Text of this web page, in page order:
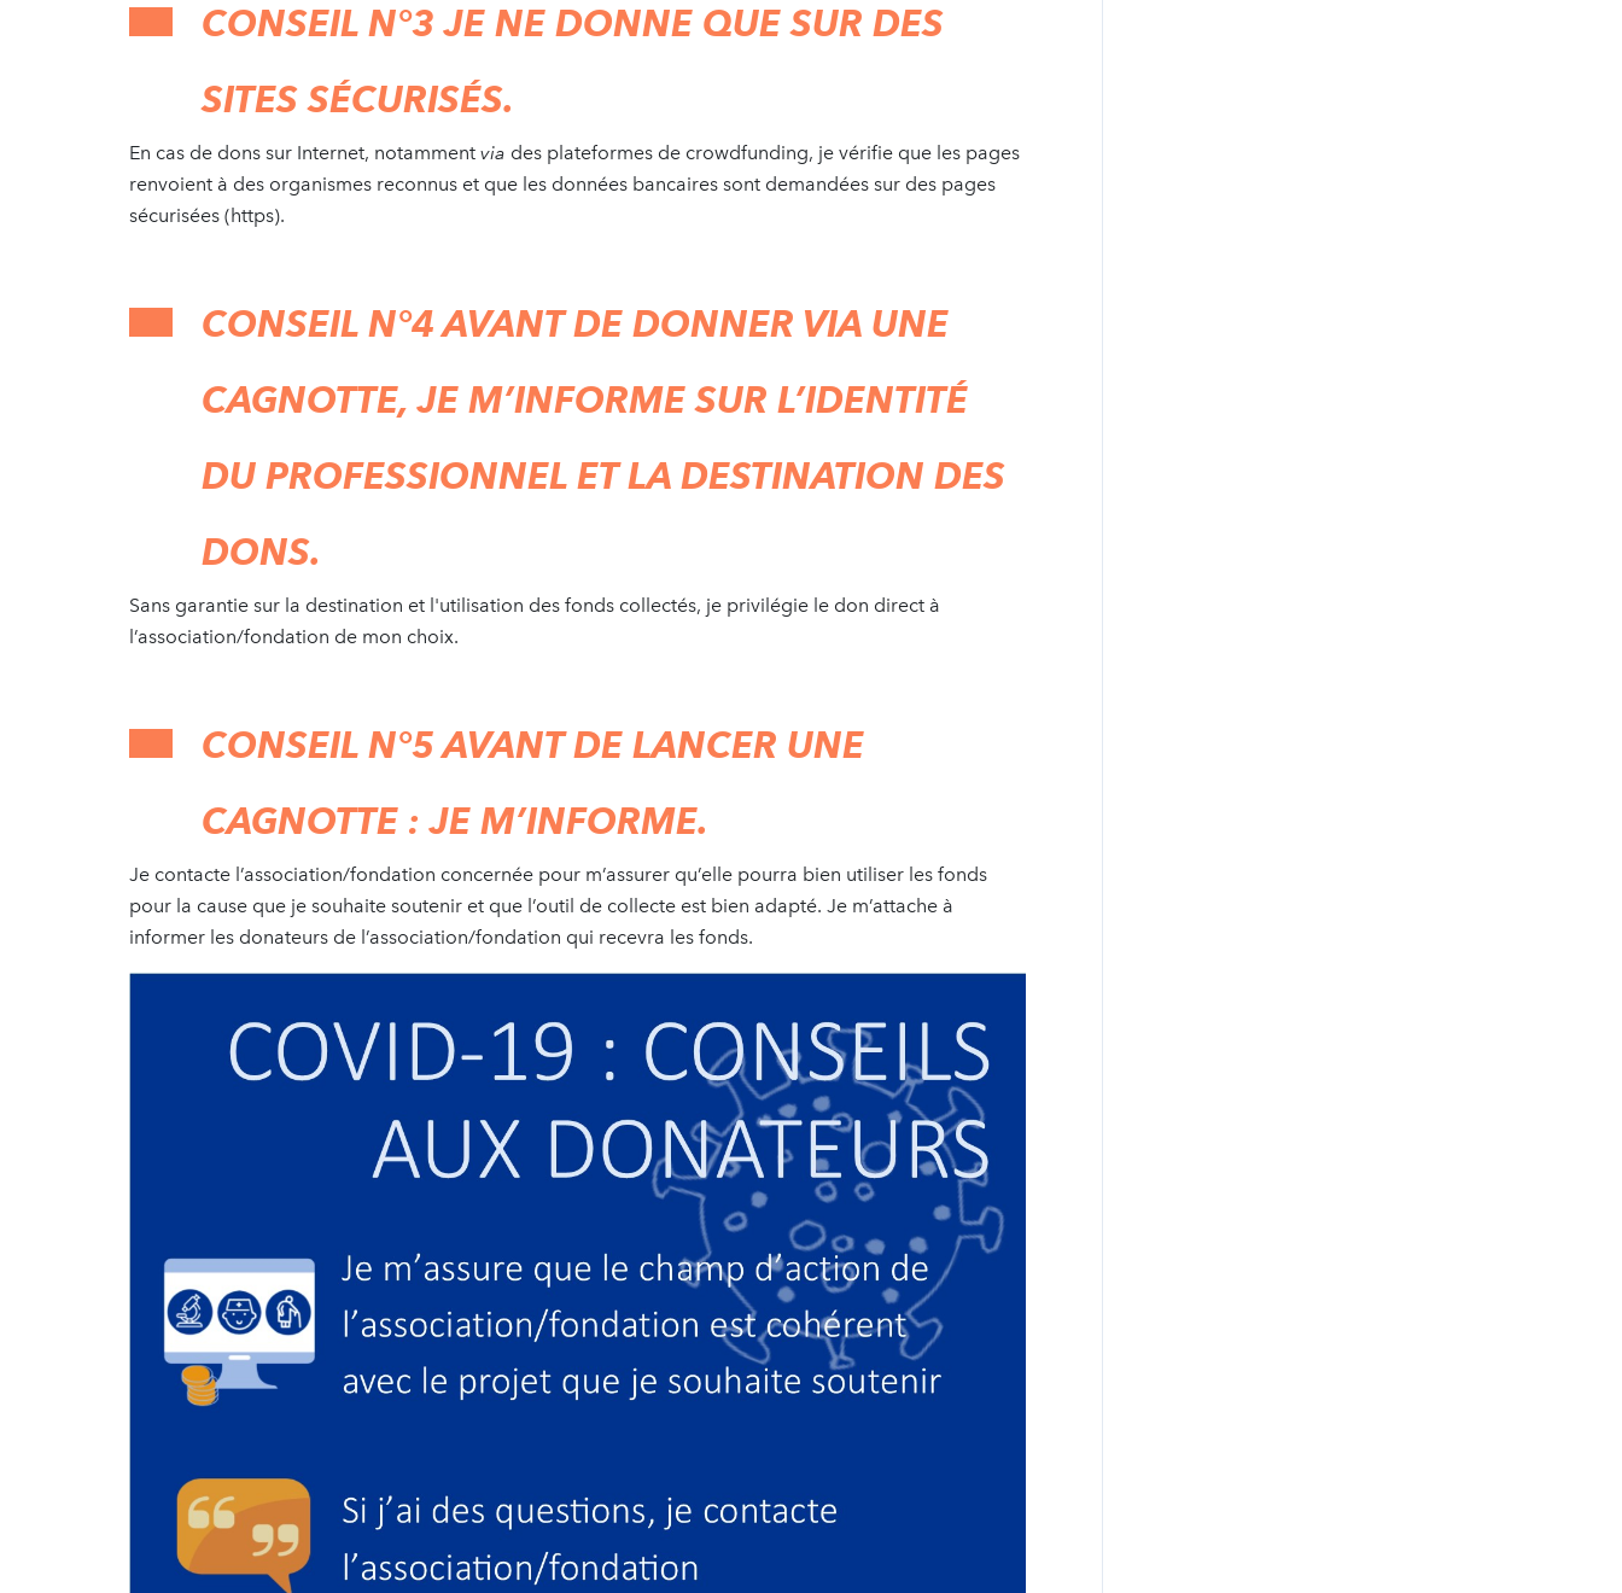
CONSEIL N°3 JE NE DONNE QUE SUR DES
SITES SÉCURISÉS.
En cas de dons sur Internet, notamment via des plateformes de crowdfunding, je vérifie que les pages
renvoient à des organismes reconnus et que les données bancaires sont demandées sur des pages
sécurisées (https).
CONSEIL N°4 AVANT DE DONNER VIA UNE
CAGNOTTE, JE M’INFORME SUR L’IDENTITÉ
DU PROFESSIONNEL ET LA DESTINATION DES
DONS.
Sans garantie sur la destination et l'utilisation des fonds collectés, je privilégie le don direct à
l’association/fondation de mon choix.
CONSEIL N°5 AVANT DE LANCER UNE
CAGNOTTE : JE M’INFORME.
Je contacte l’association/fondation concernée pour m’assurer qu’elle pourra bien utiliser les fonds
pour la cause que je souhaite soutenir et que l’outil de collecte est bien adapté. Je m’attache à
informer les donateurs de l’association/fondation qui recevra les fonds.